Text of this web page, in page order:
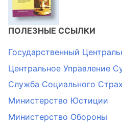
ПОЛЕЗНЫЕ ССЫЛКИ
Государственный
Центральное Управление
Служба Социального
Министерство Юстиции
Министерство Обороны